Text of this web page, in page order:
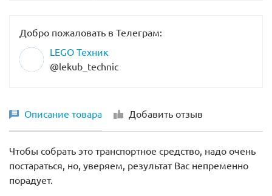
Добро пожаловать в Телеграм:
LEGO Техник
@lekub_technic
Описание товара Добавить отзыв
Чтобы собрать это транспортное средство, надо очень
постараться, но, уверяем, результат Вас непременно
порадует.